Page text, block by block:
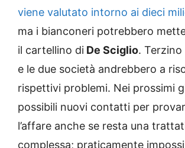
viene valutato intorno ai dieci
ma i bianconeri potrebbero
il cartellino di De Sciglio.
e le due società andrebbero a
rispettivi problemi. Nei prossimi
possibili nuovi contatti per
l’affare anche se resta una
complessa; praticamente